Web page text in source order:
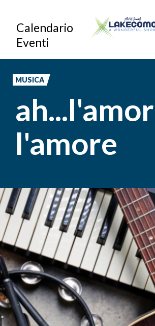
contenuto
principale
Calendario
Eventi
MUSICA
l'amore